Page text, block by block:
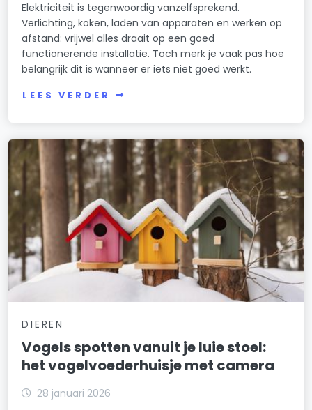
Elektriciteit is tegenwoordig vanzelfsprekend.
Verlichting, koken, laden van apparaten en werken op
afstand: vrijwel alles draait op een goed
functionerende installatie. Toch merk je vaak pas hoe
belangrijk dit is wanneer er iets niet goed werkt.
LEES VERDER
DIEREN
Vogels spotten vanuit je luie stoel:
het vogelvoederhuisje met camera
28 januari 2026